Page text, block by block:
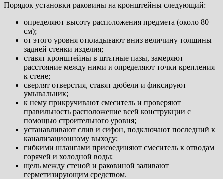
Порядок установки раковины на кронштейны следующий:
определяют высоту расположения предмета (около 80
см);
от этого уровня откладывают вниз величину толщины
задней стенки изделия;
ставят кронштейны в штатные пазы, замеряют
расстояние между ними и определяют точки крепления
к стене;
сверлят отверстия, ставят дюбели и фиксируют
умывальник;
к нему прикручивают смеситель и проверяют
правильность расположение всей конструкции с
помощью строительного уровня;
устанавливают слив и сифон, подключают последний к
канализационному выходу;
гибкими шлангами присоединяют смеситель к отводам
горячей и холодной воды;
щель между стеной и раковиной заливают
герметизирующим средством.